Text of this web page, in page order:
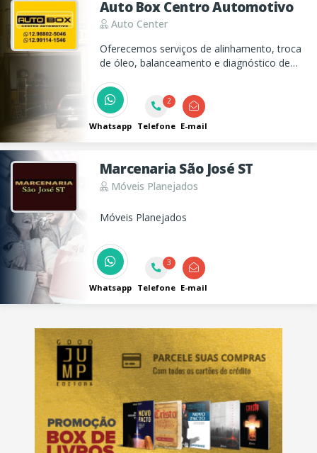
Auto Box Centro Automotivo
Auto Center
Oferecemos serviços de alinhamento, troca
de óleo, balanceamento e diagnóstico de
segurança e conforto são a nossa
prioridade.
Whatsapp
2
Telefone E-mail
Marcenaria São José ST
Móveis Planejados
Móveis Planejados
Whatsapp
3
Telefone E-mail